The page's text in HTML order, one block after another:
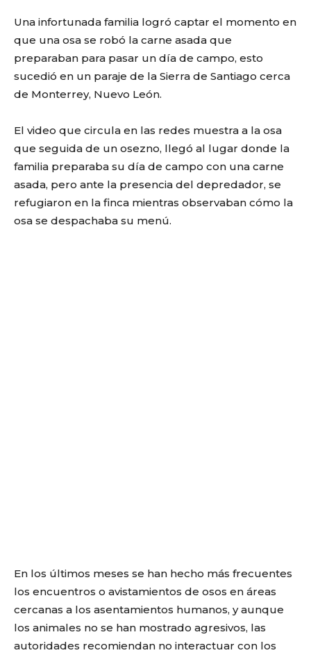
Una infortunada familia logró captar el momento en
que una osa se robó la carne asada que
preparaban para pasar un día de campo, esto
sucedió en un paraje de la Sierra de Santiago cerca
de Monterrey, Nuevo León.
El video que circula en las redes muestra a la osa
que seguida de un osezno, llegó al lugar donde la
familia preparaba su día de campo con una carne
asada, pero ante la presencia del depredador, se
refugiaron en la finca mientras observaban cómo la
osa se despachaba su menú.
En los últimos meses se han hecho más frecuentes
los encuentros o avistamientos de osos en áreas
cercanas a los asentamientos humanos, y aunque
los animales no se han mostrado agresivos, las
autoridades recomiendan no interactuar con los